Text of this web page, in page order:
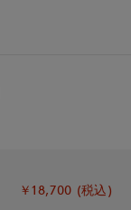
￥18,700 (税込)